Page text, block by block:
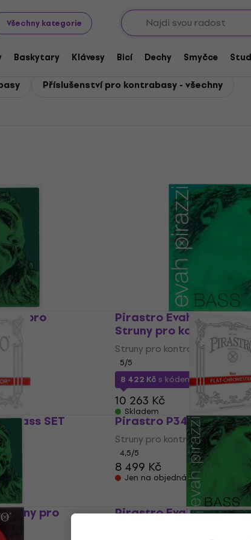
Všechny kategorie
Baskytary Klávesy Bicí Dechy Smyčce
Příslušenství pro kontrabasy
pro kontrabasy
Příslušenství pro kontrabasy - všechny
pro Pirastro Evah Pirazzi
Struny pro kontrabas
Struny pro kontrabas
5/5
8 422 Kč s kódemMUZMUZ-15
10 263 Kč
Skladem
bass SET Pirastro P342020
Struny pro kontrabas
4,5/5
8 499 Kč
Jen na objednávku
pro Pirastro Evah Pirazzi